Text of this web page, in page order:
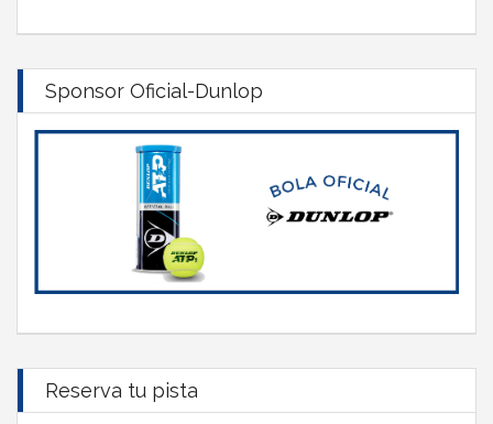
Sponsor Oficial-Dunlop
Reserva tu pista